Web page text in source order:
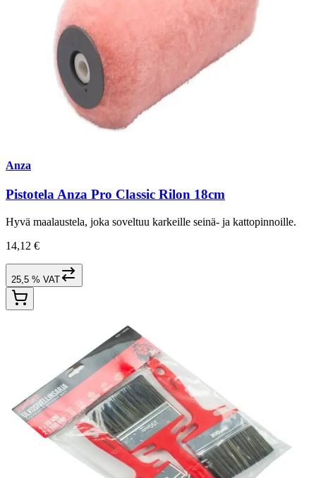
Anza
Pistotela Anza Pro Classic Rilon 18cm
Hyvä maalaustela, joka soveltuu karkeille seinä- ja kattopinnoille.
14,12 €
25,5 % VAT